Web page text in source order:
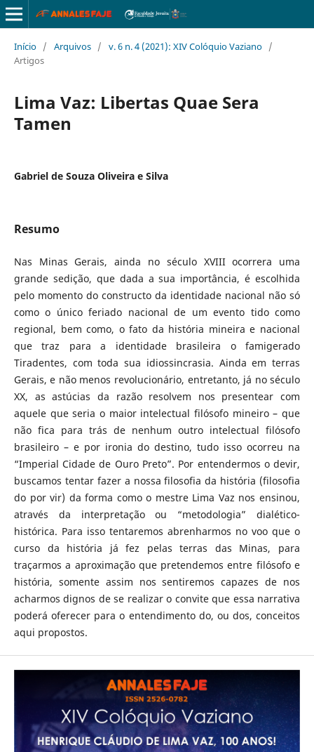
Início / Arquivos / v. 6 n. 4 (2021): XIV Colóquio Vaziano /
Artigos
Lima Vaz: Libertas Quae Sera
Tamen
Gabriel de Souza Oliveira e Silva
Resumo
Nas Minas Gerais, ainda no século XVIII ocorrera uma
grande sedição, que dada a sua importância, é escolhida
pelo momento do constructo da identidade nacional não só
como o único feriado nacional de um evento tido como
regional, bem como, o fato da história mineira e nacional
que traz para a identidade brasileira o famigerado
Tiradentes, com toda sua idiossincrasia. Ainda em terras
Gerais, e não menos revolucionário, entretanto, já no século
XX, as astúcias da razão resolvem nos presentear com
aquele que seria o maior intelectual filósofo mineiro – que
não fica para trás de nenhum outro intelectual filósofo
brasileiro – e por ironia do destino, tudo isso ocorreu na
“Imperial Cidade de Ouro Preto”. Por entendermos o devir,
buscamos tentar fazer a nossa filosofia da história (filosofia
do por vir) da forma como o mestre Lima Vaz nos ensinou,
através da interpretação ou “metodologia” dialético-
histórica. Para isso tentaremos abrenharmos no voo que o
curso da história já fez pelas terras das Minas, para
traçarmos a aproximação que pretendemos entre filósofo e
história, somente assim nos sentiremos capazes de nos
acharmos dignos de se realizar o convite que essa narrativa
poderá oferecer para o entendimento do, ou dos, conceitos
aqui propostos.